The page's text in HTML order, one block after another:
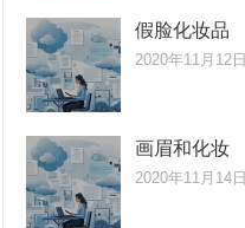
假脸化妆品
2020年11月12日
画眉和化妆
2020年11月14日